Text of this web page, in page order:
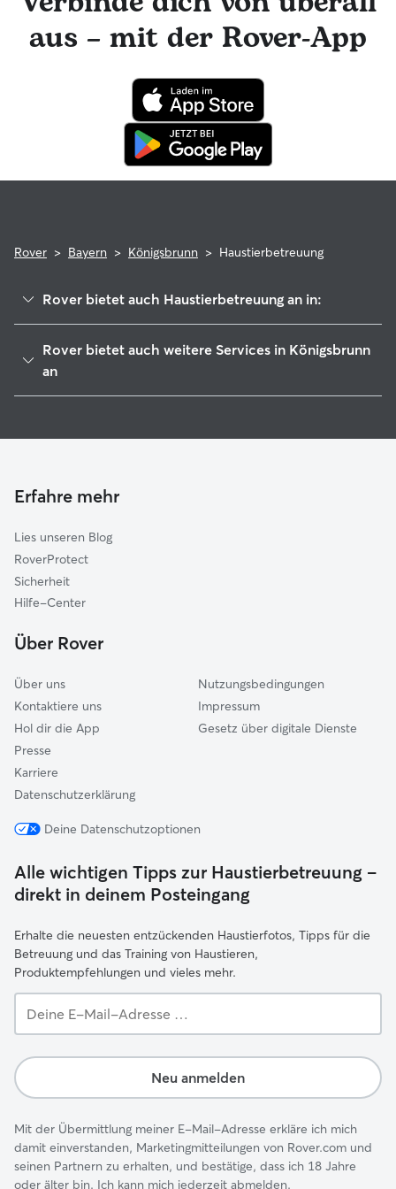
Haustiere, die gerne mit den Haustieren des Sitters
interagieren würden
aus – mit der Rover-App
Rover > Bayern > Königsbrunn > Haustierbetreuung
Rover bietet auch Haustierbetreuung an in:
Merching
Prittriching
Stadtbergen
Augsburg
Ried
Rover bietet auch weitere Services in Königsbrunn
an
Gassi-Service in Königsbrunn
Erfahre mehr
Lies unseren Blog
RoverProtect
Sicherheit
Hilfe-Center
Über Rover
Über uns
Kontaktiere uns
Hol dir die App
Presse
Karriere
Datenschutzerklärung
Nutzungsbedingungen
Impressum
Gesetz über digitale Dienste
Deine Datenschutzoptionen
Alle wichtigen Tipps zur Haustierbetreuung –
direkt in deinem Posteingang
Erhalte die neuesten entzückenden Haustierfotos, Tipps für die
Betreuung und das Training von Haustieren,
Produktempfehlungen und vieles mehr.
E-
Adresse …
Neu anmelden
Mit der Übermittlung meiner E-Mail-Adresse erkläre ich mich
damit einverstanden, Marketingmitteilungen von Rover.com und
seinen Partnern zu erhalten, und bestätige, dass ich 18 Jahre
oder älter bin. Ich kann mich jederzeit abmelden.